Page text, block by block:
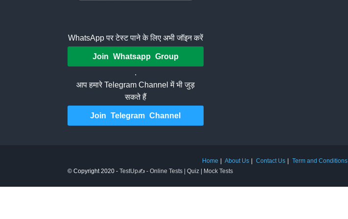
WhatsApp पर टेस्ट पाने के लिए अभी जॉइन करें
Join Whatsapp Group
.
आप हमारे Telegram Channel में भी जुड़
सकते हैं
Join Telegram Channel
Home About Us Contact Us Term and Conditions
© Copyright 2020 - TestUp✍️ - Online Tests | Quiz | Mock Tests